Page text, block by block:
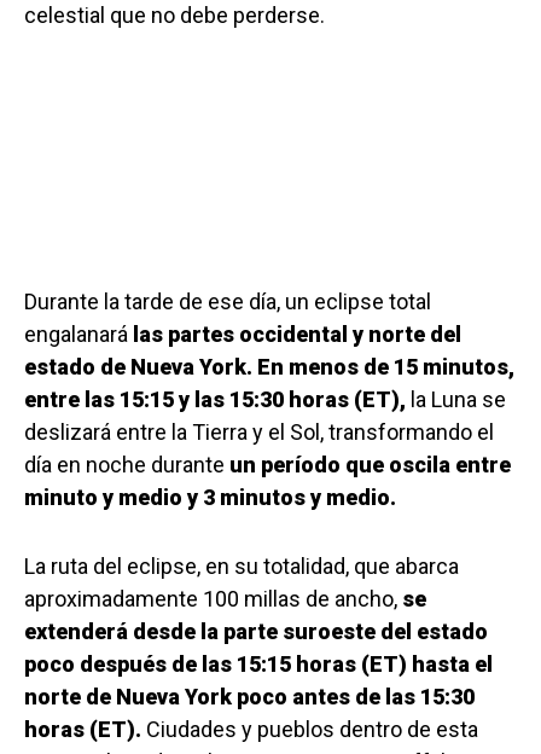
celestial que no debe perderse.
Durante la tarde de ese día, un eclipse total
engalanará las partes occidental y norte del
estado de Nueva York. En menos de 15 minutos,
entre las 15:15 y las 15:30 horas (ET), la Luna se
deslizará entre la Tierra y el Sol, transformando el
día en noche durante un período que oscila entre
minuto y medio y 3 minutos y medio.
La ruta del eclipse, en su totalidad, que abarca
aproximadamente 100 millas de ancho, se
extenderá desde la parte suroeste del estado
poco después de las 15:15 horas (ET) hasta el
norte de Nueva York poco antes de las 15:30
horas (ET). Ciudades y pueblos dentro de esta